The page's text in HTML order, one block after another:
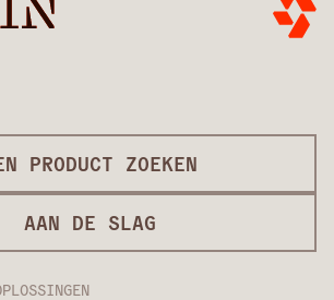
PRODUCT ZOEKEN
AAN DE SLAG